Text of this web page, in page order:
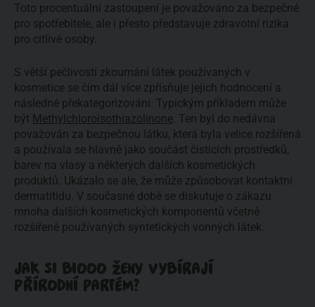
Toto procentuální zastoupení je považováno za bezpečné
pro spotřebitele, ale i přesto představuje zdravotní rizika
pro citlivé osoby.
S větší pečlivostí zkoumání látek používaných v
kosmetice se čím dál více zpřísňuje jejich hodnocení a
následné překategorizování. Typickým příkladem může
být Methylchloroisothiazolinone . Ten byl do nedávna
považován za bezpečnou látku, která byla velice rozšířená
a používala se hlavně jako součást čisticích prostředků,
barev na vlasy a některých dalších kosmetických
produktů. Ukázalo se ale, že může způsobovat kontaktní
dermatitidu. V současné době se diskutuje o zákazu
mnoha dalších kosmetických komponentů včetně
rozšířeně používaných syntetických vonných látek.
JAK SI BIOOO ŽENY VYBÍRAJÍ
PŘÍRODNÍ PARFÉM?